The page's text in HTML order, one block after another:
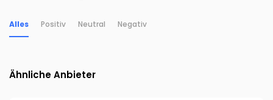
Alles Positiv Neutral Negativ
Ähnliche Anbieter